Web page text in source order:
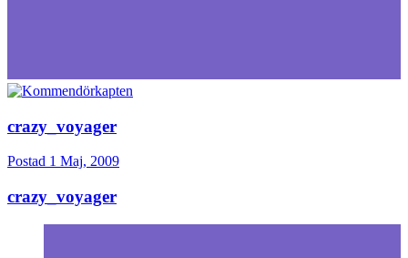
crazy_voyager
Postad 1 Maj, 2009
crazy_voyager